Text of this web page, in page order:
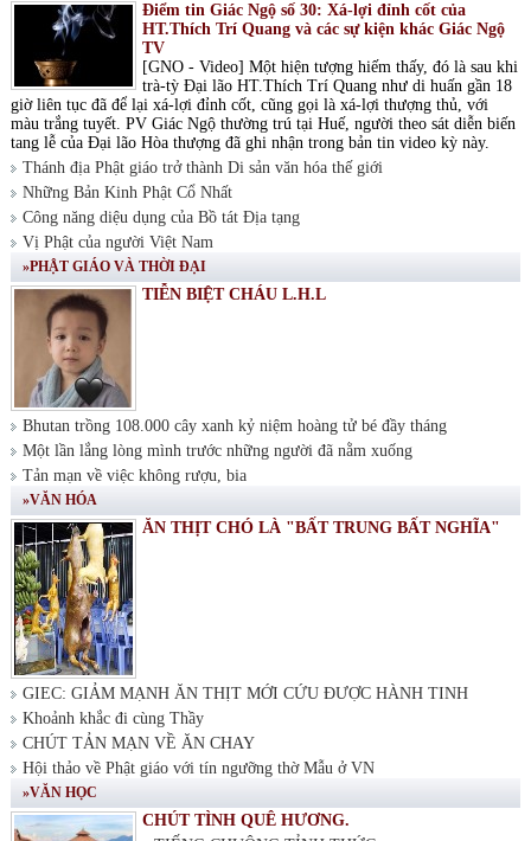
Điểm tin Giác Ngộ số 30: Xá-lợi đỉnh cốt của
HT.Thích Trí Quang và các sự kiện khác Giác Ngộ
TV
[GNO - Video] Một hiện tượng hiếm thấy, đó là sau khi
trà-tỳ Đại lão HT.Thích Trí Quang như di huấn gần 18
giờ liên tục đã để lại xá-lợi đỉnh cốt, cũng gọi là xá-lợi thượng thủ, với
màu trắng tuyết. PV Giác Ngộ thường trú tại Huế, người theo sát diễn biến
tang lễ của Đại lão Hòa thượng đã ghi nhận trong bản tin video kỳ này.
Thánh địa Phật giáo trở thành Di sản văn hóa thế giới
Những Bản Kinh Phật Cổ Nhất
Công năng diệu dụng của Bồ tát Địa tạng
Vị Phật của người Việt Nam
»PHẬT GIÁO VÀ THỜI ĐẠI
TIỄN BIỆT CHÁU L.H.L
Bhutan trồng 108.000 cây xanh kỷ niệm hoàng tử bé đầy tháng
Một lần lắng lòng mình trước những người đã nằm xuống
Tản mạn về việc không rượu, bia
»VĂN HÓA
ĂN THỊT CHÓ LÀ "BẤT TRUNG BẤT NGHĨA"
GIEC: GIẢM MẠNH ĂN THỊT MỚI CỨU ĐƯỢC HÀNH TINH
Khoảnh khắc đi cùng Thầy
CHÚT TẢN MẠN VỀ ĂN CHAY
Hội thảo về Phật giáo với tín ngưỡng thờ Mẫu ở VN
»VĂN HỌC
CHÚT TÌNH QUÊ HƯƠNG.